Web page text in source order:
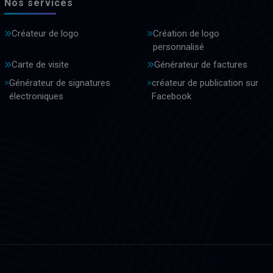
Nos services
Créateur de logo
Création de logo
personnalisé
Carte de visite
Générateur de factures
Générateur de signatures
électroniques
créateur de publication sur
Facebook